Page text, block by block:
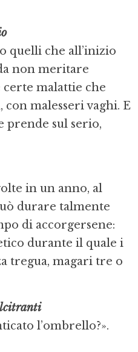
quelli che all’inizio
non meritare
certe malattie che
malesseri vaghi. E
prende sul serio,
in un anno, al
durare talmente
di accorgersene:
durante il quale i
tregua, magari tre o
l’ombrello?».